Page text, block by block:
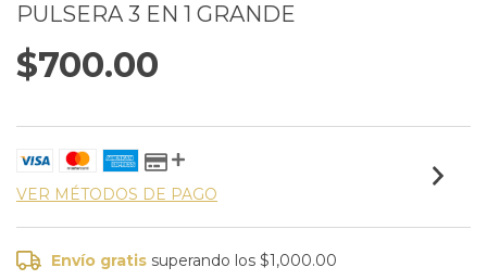
PULSERA 3 EN 1 GRANDE
$700.00
VER MÉTODOS DE PAGO
Envío gratis superando los$1,000.00